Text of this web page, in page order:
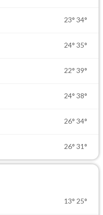
23° 34°
24° 35°
22° 39°
24° 38°
26° 34°
26° 31°
13° 25°